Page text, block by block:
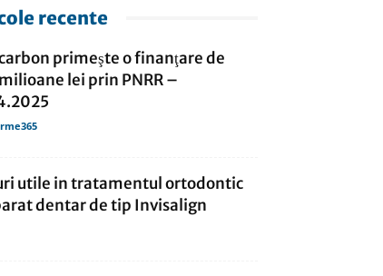
recente
primeşte o finanţare de
lei prin PNRR –
utile in tratamentul ortodontic
dentar de tip Invisalign